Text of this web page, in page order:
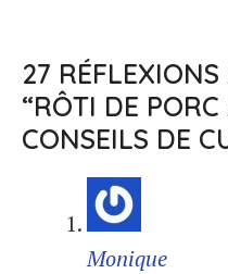
27
“RÔTI DE
CONSEILS DE
Monique